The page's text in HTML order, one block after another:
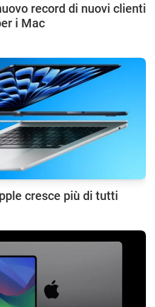
record di nuovi clienti
i Mac
cresce più di tutti